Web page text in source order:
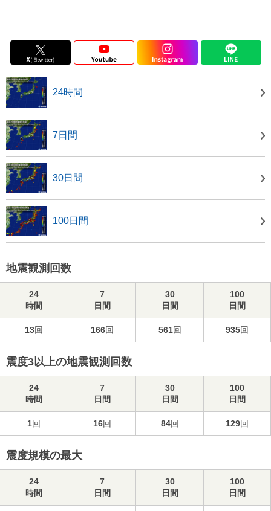
24時間
7日間
30日間
100日間
地震観測回数
24
時間
7
日間
30
日間
100
日間
13回 166回 561回 935回
震度3以上の地震観測回数
24
時間
7
日間
30
日間
100
日間
1回 16回 84回 129回
震度規模の最大
24
時間
7
日間
30
日間
100
日間